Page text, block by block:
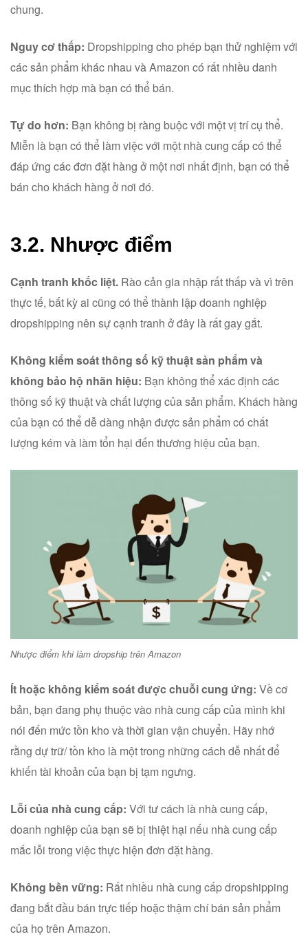
chung.
Nguy cơ thấp: Dropshipping cho phép bạn thử nghiệm với
các sản phẩm khác nhau và Amazon có rất nhiều danh
mục thích hợp mà bạn có thể bán.
Tự do hơn: Bạn không bị ràng buộc với một vị trí cụ thể.
Miễn là bạn có thể làm việc với một nhà cung cấp có thể
đáp ứng các đơn đặt hàng ở một nơi nhất định, bạn có thể
bán cho khách hàng ở nơi đó.
3.2. Nhược điểm
Cạnh tranh khốc liệt. Rào cản gia nhập rất thấp và vì trên
thực tế, bất kỳ ai cũng có thể thành lập doanh nghiệp
dropshipping nên sự cạnh tranh ở đây là rất gay gắt.
Không kiểm soát thông số kỹ thuật sản phẩm và
không bảo hộ nhãn hiệu: Bạn không thể xác định các
thông số kỹ thuật và chất lượng của sản phẩm. Khách hàng
của bạn có thể dễ dàng nhận được sản phẩm có chất
lượng kém và làm tổn hại đến thương hiệu của bạn.
Nhược điểm khi làm dropship trên Amazon
Ít hoặc không kiểm soát được chuỗi cung ứng: Về cơ
bản, bạn đang phụ thuộc vào nhà cung cấp của mình khi
nói đến mức tồn kho và thời gian vận chuyển. Hãy nhớ
rằng dự trữ/ tồn kho là một trong những cách dễ nhất để
khiến tài khoản của bạn bị tạm ngưng.
Lỗi của nhà cung cấp: Với tư cách là nhà cung cấp,
doanh nghiệp của bạn sẽ bị thiệt hại nếu nhà cung cấp
mắc lỗi trong việc thực hiện đơn đặt hàng.
Không bền vững: Rất nhiều nhà cung cấp dropshipping
đang bắt đầu bán trực tiếp hoặc thậm chí bán sản phẩm
của họ trên Amazon.